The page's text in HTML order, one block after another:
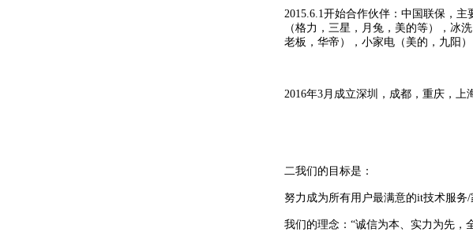
2015.6.1开始合作伙伴：中国联保，
（格力，三星，月兔，美的等），冰
老板，华帝），小家电（美的，九阳）
2016年3月成立深圳，成都，重庆，上
二我们的目标是：
努力成为所有用户最满意的it技术服务
我们的理念：“诚信为本、实力为先，